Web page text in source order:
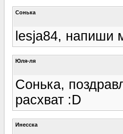
Сонька
lesja84, напиши
Юля-ля
Сонька,
расхват :D
Инесска